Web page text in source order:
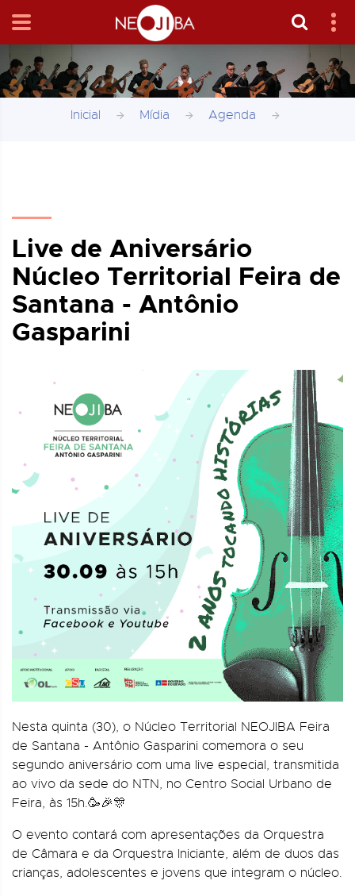
Inicial Mídia Agenda
Live de Aniversário
Núcleo Territorial Feira de
Santana - Antônio
Gasparini
Nesta quinta (30), o Núcleo Territorial NEOJIBA Feira
de Santana - Antônio Gasparini comemora o seu
segundo aniversário com uma live especial, transmitida
ao vivo da sede do NTN, no Centro Social Urbano de
Feira, às 15h.🥳🎉🎊
O evento contará com apresentações da Orquestra
de Câmara e da Orquestra Iniciante, além de duos das
crianças, adolescentes e jovens que integram o núcleo.